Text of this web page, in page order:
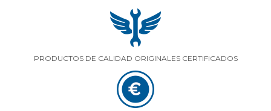
PRODUCTOS DE CALIDAD ORIGINALES CERTIFICADOS